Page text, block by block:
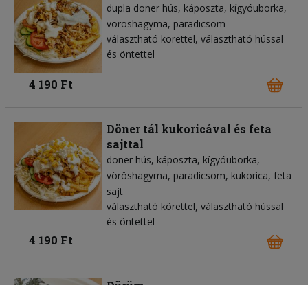
dupla döner hús káposzta kígyóuborka
vöröshagyma paradicsom
választható körettel, választható hússal
és öntettel
4 190 Ft
Döner tál kukoricával és feta
sajttal
döner hús káposzta kígyóuborka
vöröshagyma paradicsom kukorica feta
sajt
választható körettel, választható hússal
és öntettel
4 190 Ft